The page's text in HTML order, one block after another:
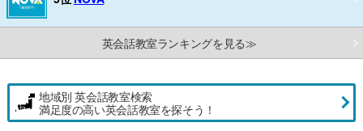
英会話教室ランキングを見る≫
地域別 英会話教室検索
満足度の高い英会話教室を探そう！